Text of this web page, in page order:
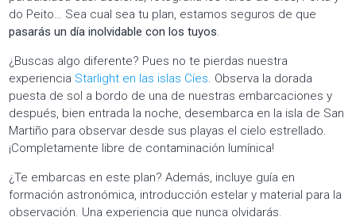
do Peito… Sea cual sea tu plan, estamos seguros de que
pasarás un día inolvidable con los tuyos.
¿Buscas algo diferente? Pues no te pierdas nuestra
experiencia Starlight en las islas Cíes. Observa la dorada
puesta de sol a bordo de una de nuestras embarcaciones y
después, bien entrada la noche, desembarca en la isla de San
Martiño para observar desde sus playas el cielo estrellado.
¡Completamente libre de contaminación lumínica!
¿Te embarcas en este plan? Además, incluye guía en
formación astronómica, introducción estelar y material para la
observación. Una experiencia que nunca olvidarás.